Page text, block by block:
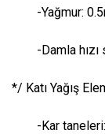
-Yağmur:
-Damla hızı
*/ Katı Yağış
-Kar taneleri: